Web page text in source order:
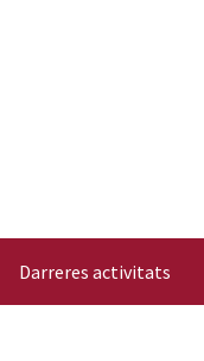
Darreres activitats